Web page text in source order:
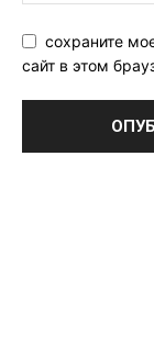
сохраните
сайт в этом